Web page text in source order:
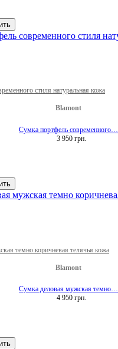
стиля натуральная кожа
Blamont
Сумка портфель современного…
3 950 грн.
темно коричневая телячья кожа
Blamont
Сумка деловая мужская темно…
4 950 грн.